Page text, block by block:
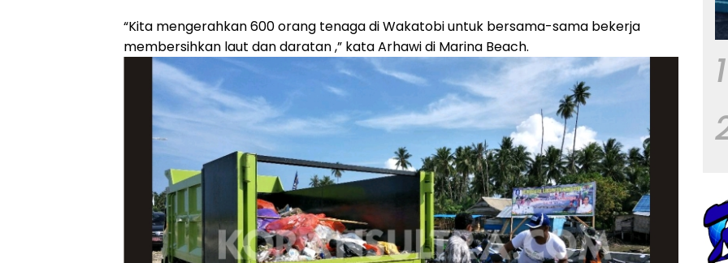
“Kita mengerahkan 600 orang tenaga di Wakatobi untuk bersama-sama bekerja
membersihkan laut dan daratan ,” kata Arhawi di Marina Beach.
1